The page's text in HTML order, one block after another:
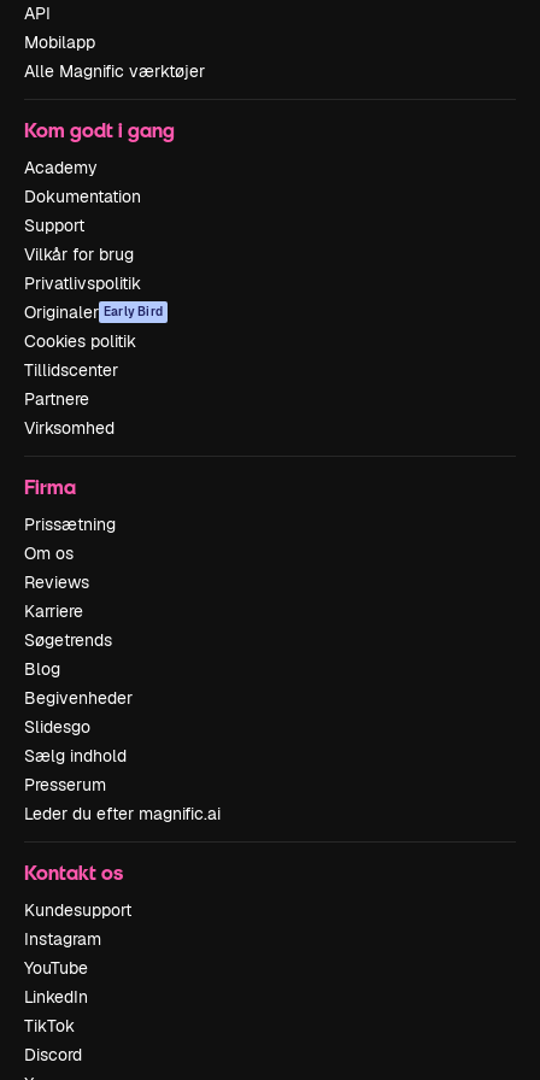
API
Mobilapp
Alle Magnific værktøjer
Kom godt i gang
Academy
Dokumentation
Support
Vilkår for brug
Privatlivspolitik
Originaler Early Bird
Cookies politik
Tillidscenter
Partnere
Virksomhed
Firma
Prissætning
Om os
Reviews
Karriere
Søgetrends
Blog
Begivenheder
Slidesgo
Sælg indhold
Presserum
Leder du efter magnific.ai
Kontakt os
Kundesupport
Instagram
YouTube
LinkedIn
TikTok
Discord